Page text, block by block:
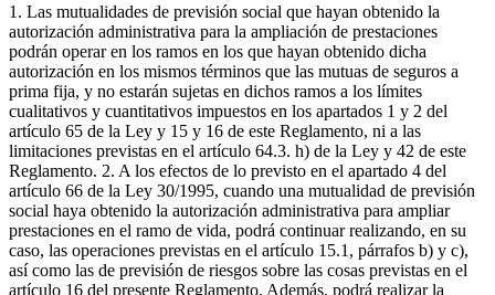
1. Las mutualidades de previsión social que hayan obtenido la
autorización administrativa para la ampliación de prestaciones
podrán operar en los ramos en los que hayan obtenido dicha
autorización en los mismos términos que las mutuas de seguros a
prima fija, y no estarán sujetas en dichos ramos a los límites
cualitativos y cuantitativos impuestos en los apartados 1 y 2 del
artículo 65 de la Ley y 15 y 16 de este Reglamento, ni a las
limitaciones previstas en el artículo 64.3. h) de la Ley y 42 de este
Reglamento. 2. A los efectos de lo previsto en el apartado 4 del
artículo 66 de la Ley 30/1995, cuando una mutualidad de previsión
social haya obtenido la autorización administrativa para ampliar
prestaciones en el ramo de vida, podrá continuar realizando, en su
caso, las operaciones previstas en el artículo 15.1, párrafos b) y c),
así como las de previsión de riesgos sobre las cosas previstas en el
artículo 16 del presente Reglamento. Además, podrá realizar la